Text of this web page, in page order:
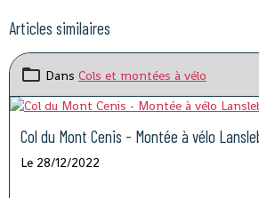
Articles similaires
Dans Cols et montées à vélo
Col du Mont Cenis - Montée à vélo
Le 28/12/2022